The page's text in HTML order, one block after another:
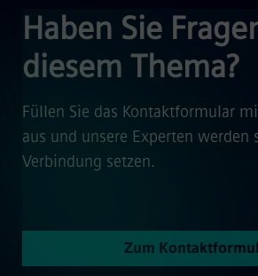
Haben Sie
diesem Thema?
Füllen Sie das Kontaktformular
aus und unsere Experten
Verbindung setzen.
Zum